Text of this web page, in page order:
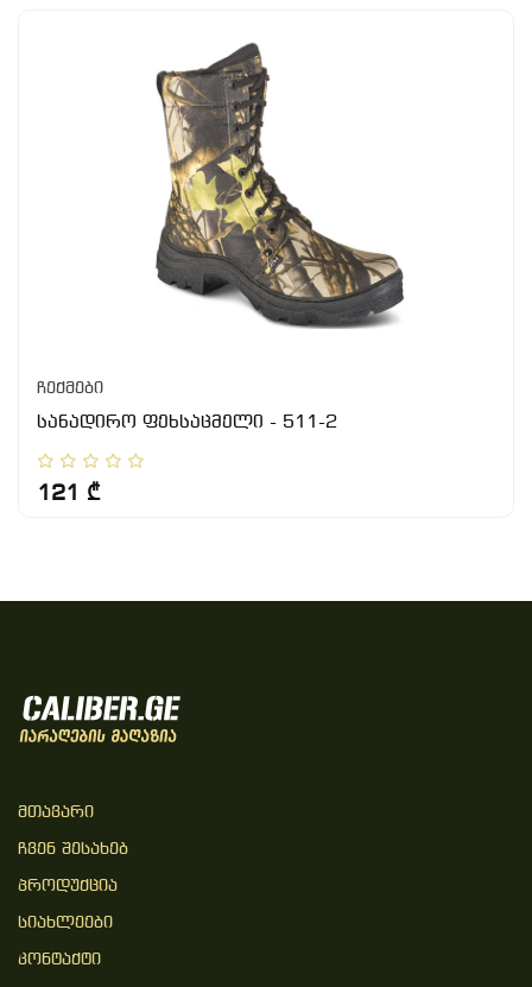
ჩექმები
სანადირო ფეხსაცმელი - 511-2
121 ₾
Მთავარი
Ჩვენ Შესახებ
Პროდუქცია
Სიახლეები
Კონტაქტი